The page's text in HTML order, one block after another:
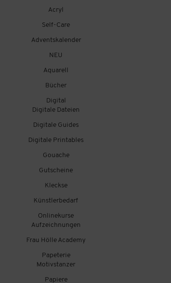
Acryl
Self-Care
Adventskalender
NEU
Aquarell
Bücher
Digital
Digitale Dateien
Digitale Guides
Digitale Printables
Gouache
Gutscheine
Kleckse
Künstlerbedarf
Onlinekurse
Aufzeichnungen
Frau Hölle Academy
Papeterie
Motivstanzer
Papiere